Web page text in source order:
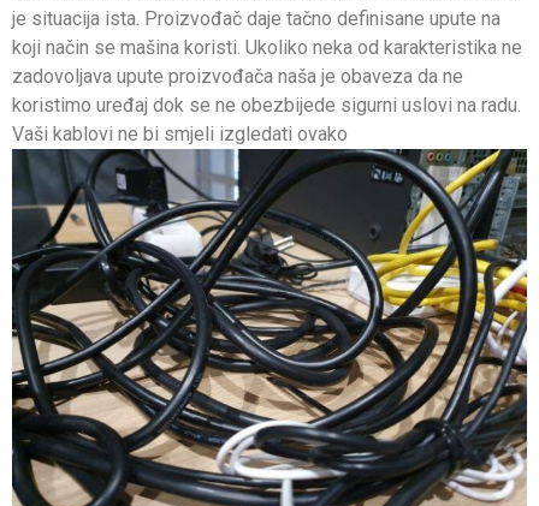
je situacija ista. Proizvođač daje tačno definisane upute na
koji način se mašina koristi. Ukoliko neka od karakteristika ne
zadovoljava upute proizvođača naša je obaveza da ne
koristimo uređaj dok se ne obezbijede sigurni uslovi na radu.
Vaši kablovi ne bi smjeli izgledati ovako